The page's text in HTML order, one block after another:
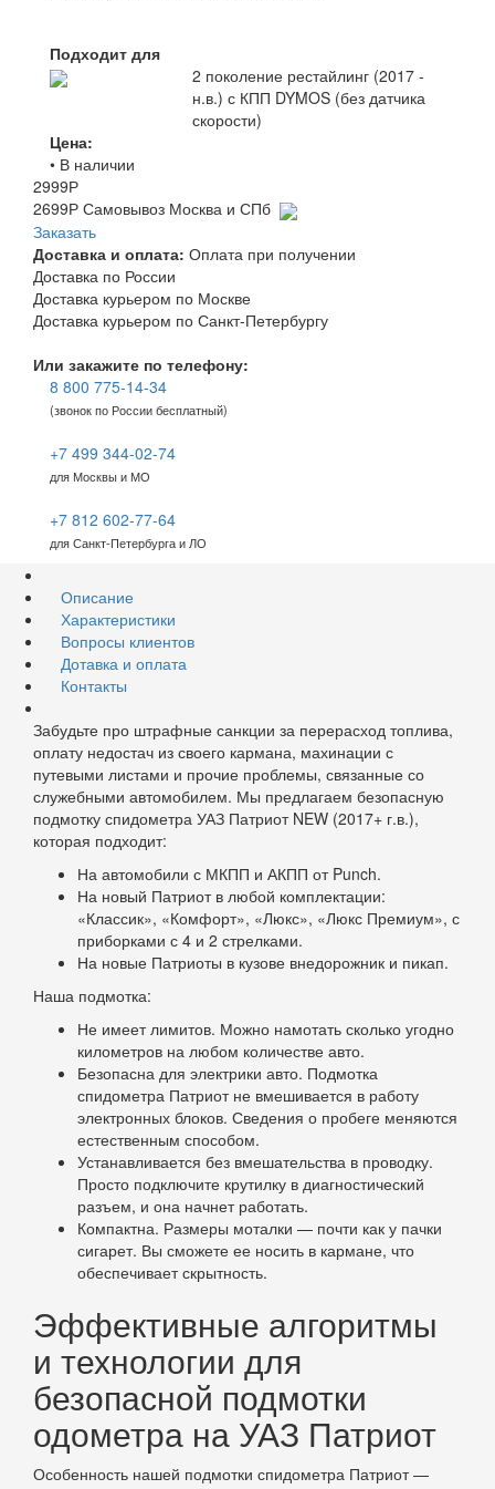
Подходит для
2 поколение рестайлинг (2017 -
н.в.) с КПП DYMOS (без датчика
скорости)
Цена:
• В наличии
2999Р
2699Р Самовывоз Москва и СПб
Заказать
Доставка и оплата: Оплата при получении
Доставка по России
Доставка курьером по Москве
Доставка курьером по Санкт-Петербургу
Или закажите по телефону:
8 800 775-14-34
(звонок по России бесплатный)
+7 499 344-02-74
для Москвы и МО
+7 812 602-77-64
для Санкт-Петербурга и ЛО
Описание
Характеристики
Вопросы клиентов
Дотавка и оплата
Контакты
Забудьте про штрафные санкции за перерасход топлива,
оплату недостач из своего кармана, махинации с
путевыми листами и прочие проблемы, связанные со
служебными автомобилем. Мы предлагаем безопасную
подмотку спидометра УАЗ Патриот NEW (2017+ г.в.),
которая подходит:
На автомобили с МКПП и АКПП от Punch.
На новый Патриот в любой комплектации:
«Классик», «Комфорт», «Люкс», «Люкс Премиум», с
приборками с 4 и 2 стрелками.
На новые Патриоты в кузове внедорожник и пикап.
Наша подмотка:
Не имеет лимитов. Можно намотать сколько угодно
километров на любом количестве авто.
Безопасна для электрики авто. Подмотка
спидометра Патриот не вмешивается в работу
электронных блоков. Сведения о пробеге меняются
естественным способом.
Устанавливается без вмешательства в проводку.
Просто подключите крутилку в диагностический
разъем, и она начнет работать.
Компактна. Размеры моталки — почти как у пачки
сигарет. Вы сможете ее носить в кармане, что
обеспечивает скрытность.
Эффективные алгоритмы
и технологии для
безопасной подмотки
одометра на УАЗ Патриот
Особенность нашей подмотки спидометра Патриот —